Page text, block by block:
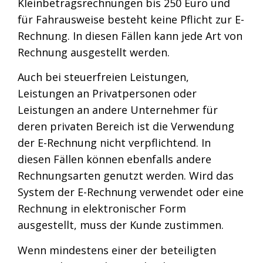
Kleinbetragsrechnungen bis 250 Euro und
für Fahrausweise besteht keine Pflicht zur E-
Rechnung. In diesen Fällen kann jede Art von
Rechnung ausgestellt werden.
Auch bei steuerfreien Leistungen,
Leistungen an Privatpersonen oder
Leistungen an andere Unternehmer für
deren privaten Bereich ist die Verwendung
der E-Rechnung nicht verpflichtend. In
diesen Fällen können ebenfalls andere
Rechnungsarten genutzt werden. Wird das
System der E-Rechnung verwendet oder eine
Rechnung in elektronischer Form
ausgestellt, muss der Kunde zustimmen.
Wenn mindestens einer der beteiligten